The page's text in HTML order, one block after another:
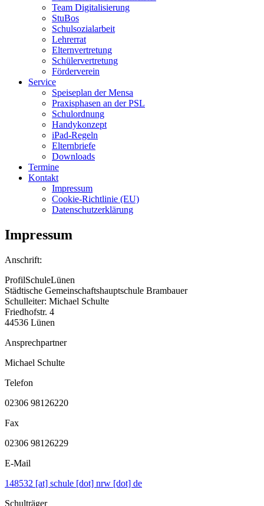
Team Digitalisierung
StuBos
Schulsozialarbeit
Lehrerrat
Elternvertretung
Schülervertretung
Förderverein
Service
Speiseplan der Mensa
Praxisphasen an der PSL
Schulordnung
Handykonzept
iPad-Regeln
Elternbriefe
Downloads
Termine
Kontakt
Impressum
Cookie-Richtlinie (EU)
Datenschutzerklärung
Impressum
Anschrift:
ProfilSchuleLünen
Städtische Gemeinschaftshauptschule Brambauer
Schulleiter: Michael Schulte
Friedhofstr. 4
44536 Lünen
Ansprechpartner
Michael Schulte
Telefon
02306 98126220
Fax
02306 98126229
E-Mail
148532 [at] schule [dot] nrw [dot] de
Schulträger